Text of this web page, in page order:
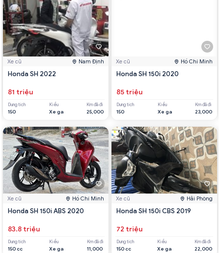
Xe cũ Nam Định
Honda SH 2022
81 triệu
Dung tích
150
Kiểu
Xe ga
Km đã đi
25,000
Xe cũ Hồ Chí Minh
Honda SH 150i ABS 2020
83.8 triệu
Dung tích
150 cc
Kiểu
Xe ga
Km đã đi
11,000
Xe cũ Hồ Chí Minh
Honda SH 150i 2020
85 triệu
Dung tích
150
Kiểu
Xe ga
Km đã đi
23,000
Xe cũ Hải Phòng
Honda SH 150i CBS 2019
72 triệu
Dung tích
150 cc
Kiểu
Xe ga
Km đã đi
22,000